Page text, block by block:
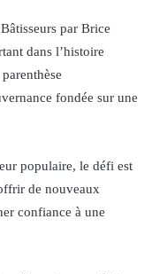
par Brice
dans l’histoire
fondée sur une
populaire, le défi est
de nouveaux
confiance à une